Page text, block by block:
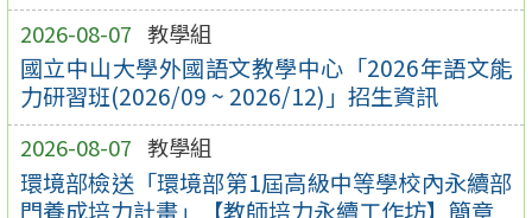
2026-08-07 教學組
國立中山大學外國語文教學中心「2026年語文能
力研習班(2026/09 ~ 2026/12)」招生資訊
2026-08-07 教學組
環境部檢送「環境部第1屆高級中等學校內永續部
門養成培力計畫」【教師培力永續工作坊】簡章